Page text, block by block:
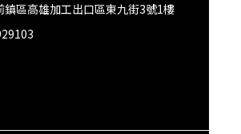
鎮區高雄加工出口區東九街3號1樓